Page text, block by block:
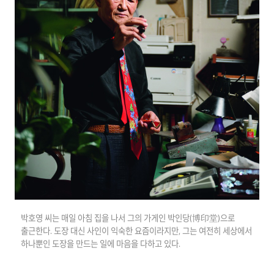
박호영 씨는 매일 아침 집을 나서 그의 가게인 박인당(博印堂)으로
출근한다. 도장 대신 사인이 익숙한 요즘이라지만, 그는 여전히 세상에서
하나뿐인 도장을 만드는 일에 마음을 다하고 있다.